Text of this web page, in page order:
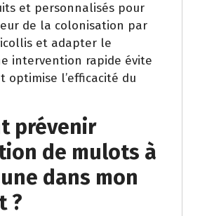
et personnalisés pour
de la colonisation par
et adapter le
intervention rapide évite
optimise l’efficacité du
prévenir
de mulots à
dans mon
?